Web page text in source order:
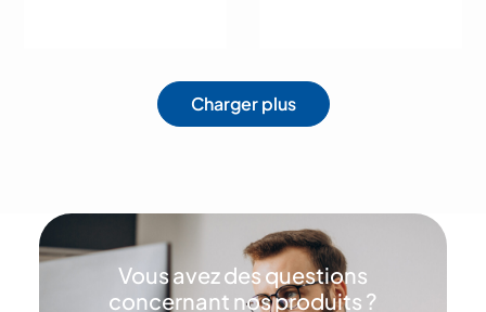
Charger plus
Vous avez des questions
concernant nos produits ?